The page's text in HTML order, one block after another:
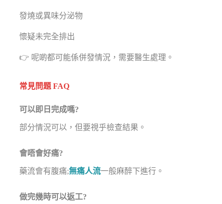
發燒或異味分泌物
懷疑未完全排出
👉 呢啲都可能係併發情況，需要醫生處理。
常見問題 FAQ
可以即日完成嗎?
部分情況可以，但要視乎檢查結果。
會唔會好痛?
藥流會有腹痛;無痛人流一般麻醉下進行。
做完幾時可以返工?